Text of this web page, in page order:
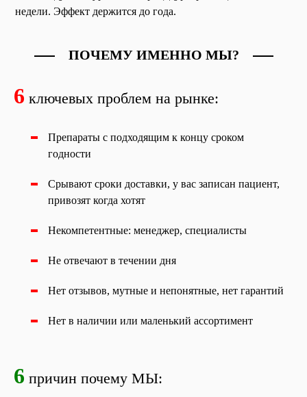
недели. Эффект держится до года.
ПОЧЕМУ ИМЕННО МЫ?
6 ключевых проблем на рынке:
Препараты с подходящим к концу сроком
годности
Срывают сроки доставки, у вас записан пациент,
привозят когда хотят
Некомпетентные: менеджер, специалисты
Не отвечают в течении дня
Нет отзывов, мутные и непонятные, нет гарантий
Нет в наличии или маленький ассортимент
6 причин почему МЫ: